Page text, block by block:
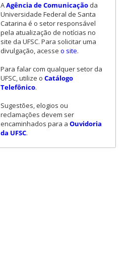
AAgência de Comunicaçãoda
Universidade Federal de Santa
Catarina é o setor responsável
pela atualização de notícias no
site da UFSC. Para solicitar uma
divulgação, acesse o site.
Para falar com qualquer setor da
UFSC, utilize o Catálogo
Telefônico.
Sugestões, elogios ou
reclamações devem ser
encaminhados para a Ouvidoria
da UFSC.